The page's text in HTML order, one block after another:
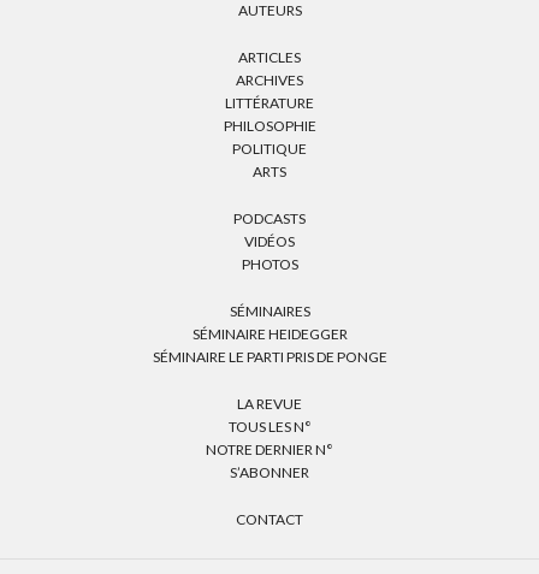
AUTEURS
ARTICLES
ARCHIVES
LITTÉRATURE
PHILOSOPHIE
POLITIQUE
ARTS
PODCASTS
VIDÉOS
PHOTOS
SÉMINAIRES
SÉMINAIRE HEIDEGGER
SÉMINAIRE LE PARTI PRIS DE PONGE
LA REVUE
TOUS LES N°
NOTRE DERNIER N°
S’ABONNER
CONTACT